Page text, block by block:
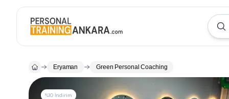
Eryaman Green Personal Coaching
%10 İndirim